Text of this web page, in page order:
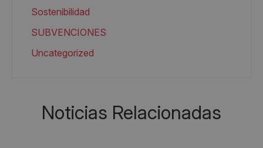
Sostenibilidad
SUBVENCIONES
Uncategorized
Noticias Relacionadas